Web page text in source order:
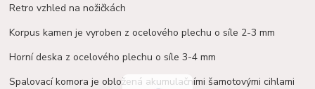
Retro vzhled na nožičkách
Korpus kamen je vyroben z ocelového plechu o síle 2-3 mm
Horní deska z ocelového plechu o síle 3-4 mm
Spalovací komora je obložená akumulačními šamotovýmicihlami